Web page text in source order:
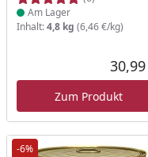
Am Lager
Inhalt:4,8 kg (6,46 €/kg)
Zum Produkt
-6%